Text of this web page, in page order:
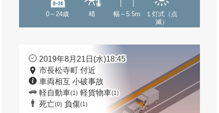
0～24歳 晴 幅～5.5m
１灯式（点
滅）
2019年8月21日(水)18:45
市長松寺町 付近
車両相互 小破事故
軽自動車(1) 軽貨物車(1)
死亡(0) 負傷(1)